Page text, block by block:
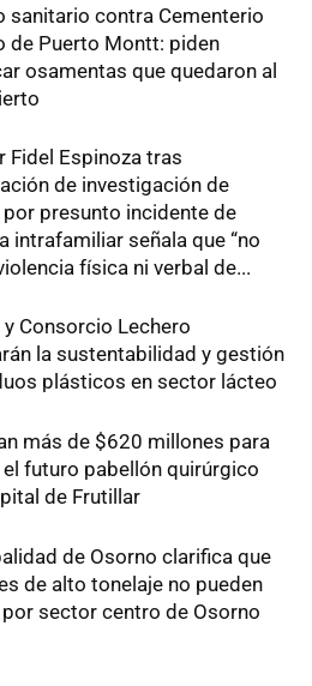
sanitario contra Cementerio
de Puerto Montt: piden
osamentas que quedaron al
Fidel Espinoza tras
de investigación de
por presunto incidente de
intrafamiliar señala que “no
física ni verbal de...
y Consorcio Lechero
la sustentabilidad y gestión
plásticos en sector lácteo
más de $620 millones para
futuro pabellón quirúrgico
de Frutillar
de Osorno clarifica que
de alto tonelaje no pueden
sector centro de Osorno